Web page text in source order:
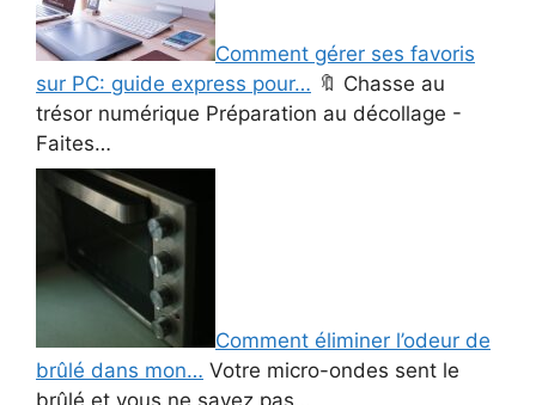
Comment gérer ses favoris
sur PC: guide express pour… 🔖 Chasse au
trésor numérique Préparation au décollage -
Faites…
Comment éliminer l’odeur de
brûlé dans mon… Votre micro-ondes sent le